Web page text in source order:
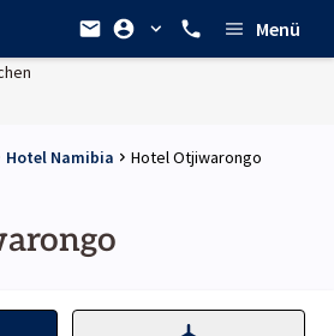
Menü
Hotel Namibia Hotel Otjiwarongo